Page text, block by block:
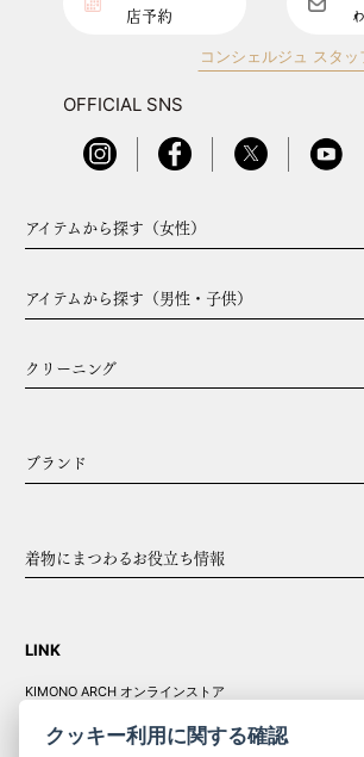
店予約
コンシェルジュ スタッ
OFFICIAL SNS
アイテムから探す（女性）
アイテムから探す（男性・子供）
クリーニング
ブランド
着物にまつわるお役立ち情報
LINK
KIMONO ARCH オンラインストア
クッキー利用に関する確認